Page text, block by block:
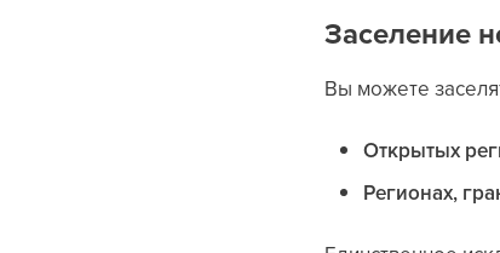
Заселение
Вы можете
Открытых
Регионах,